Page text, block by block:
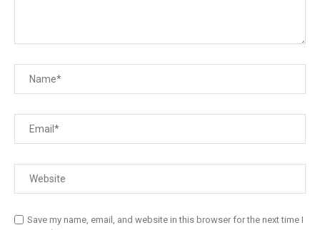
Save my name, email, and website in this browser for the next time I